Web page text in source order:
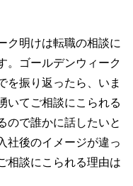
ク明けは転職の相談に
。ゴールデンウィーク
を振り返ったら、いま
いてご相談にこられる
ので誰かに話したいと
社後のイメージが違っ
相談にこられる理由は